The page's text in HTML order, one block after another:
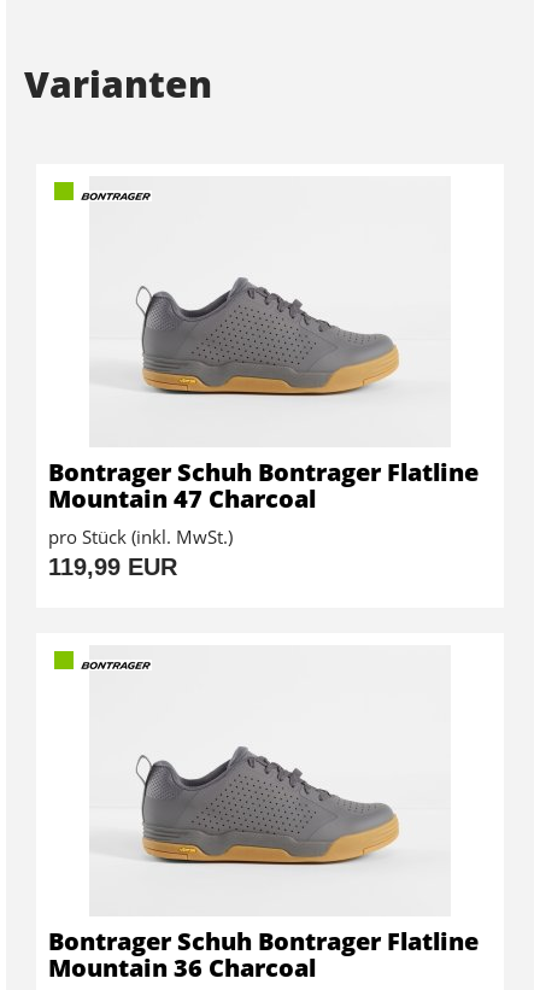
Varianten
Bontrager Schuh Bontrager Flatline
Mountain 47 Charcoal
pro Stück (inkl. MwSt.)
119,99 EUR
Bontrager Schuh Bontrager Flatline
Mountain 36 Charcoal